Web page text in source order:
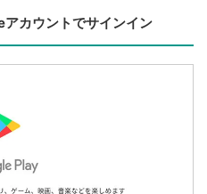
カウントでサインイン